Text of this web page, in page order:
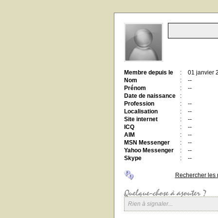
Membre depuis le :
01 janvier
Nom
:
--
Prénom
:
--
Date de naissance
:
Profession
:
--
Localisation
:
--
Site internet
:
--
ICQ
:
--
AIM
:
--
MSN Messenger
:
--
Yahoo Messenger
:
--
Skype
: --
Rechercher
Rien à signaler...